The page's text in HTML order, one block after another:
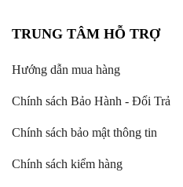
TRUNG TÂM HỖ TRỢ
Hướng dẫn mua hàng
Chính sách Bảo Hành - Đổi Trả
Chính sách bảo mật thông tin
Chính sách kiểm hàng